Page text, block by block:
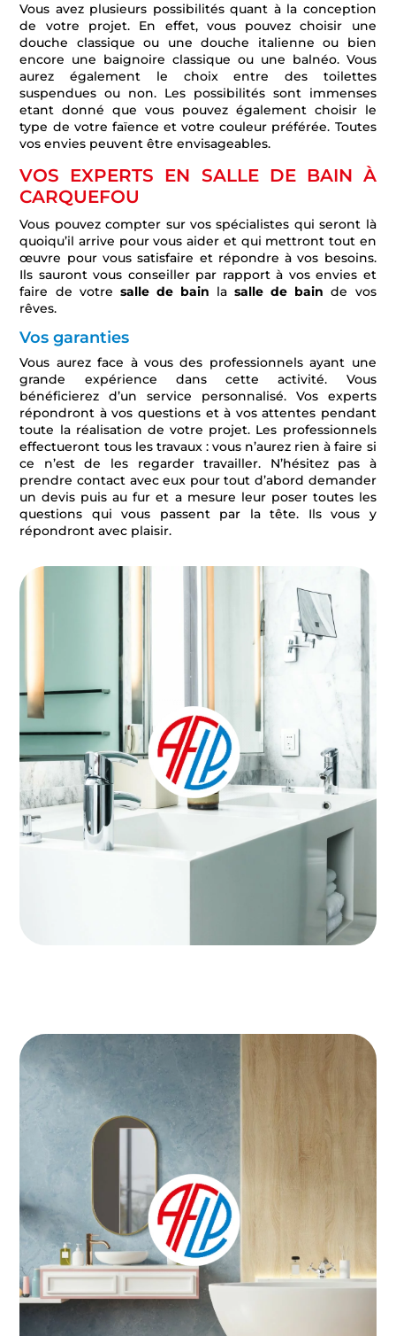
Vous avez plusieurs possibilités quant à la conception
de votre projet. En effet, vous pouvez choisir une
douche classique ou une douche italienne ou bien
encore une baignoire classique ou une balnéo. Vous
aurez également le choix entre des toilettes
suspendues ou non. Les possibilités sont immenses
etant donné que vous pouvez également choisir le
type de votre faïence et votre couleur préférée. Toutes
vos envies peuvent être envisageables.
VOS EXPERTS EN SALLE DE BAIN À
CARQUEFOU
Vous pouvez compter sur vos spécialistes qui seront là
quoiqu’il arrive pour vous aider et qui mettront tout en
œuvre pour vous satisfaire et répondre à vos besoins.
Ils sauront vous conseiller par rapport à vos envies et
faire de votre salle de bain la salle de bain de vos
rêves.
Vos garanties
Vous aurez face à vous des professionnels ayant une
grande expérience dans cette activité. Vous
bénéficierez d’un service personnalisé. Vos experts
répondront à vos questions et à vos attentes pendant
toute la réalisation de votre projet. Les professionnels
effectueront tous les travaux : vous n’aurez rien à faire si
ce n’est de les regarder travailler. N’hésitez pas à
prendre contact avec eux pour tout d’abord demander
un devis puis au fur et a mesure leur poser toutes les
questions qui vous passent par la tête. Ils vous y
répondront avec plaisir.